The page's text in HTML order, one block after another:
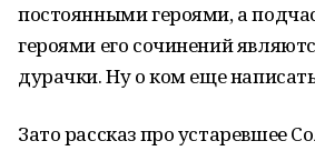
постоянными героями, а
героями его сочинений
дурачки. Ну о ком еще
Зато рассказ про устаревшее